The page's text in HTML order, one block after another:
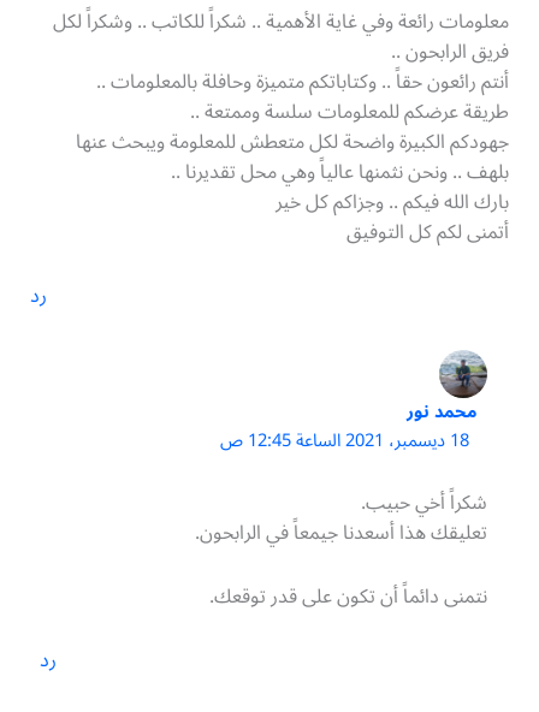
معلومات رائعة وفي غاية الأهمية .. شكراً للكاتب .. وشكراً لكل
فريق الرابحون ..
أنتم رائعون حقاً .. وكتاباتكم متميزة وحافلة بالمعلومات ..
طريقة عرضكم للمعلومات سلسة وممتعة ..
جهودكم الكبيرة واضحة لكل متعطش للمعلومة ويبحث عنها
بلهف .. ونحن نثمنها عالياً وهي محل تقديرنا ..
بارك الله فيكم .. وجزاكم كل خير
أتمنى لكم كل التوفيق
رد
محمد نور
18 ديسمبر، 2021 الساعة 12:45 ص
شكراً أخي حبيب.
تعليقك هذا أسعدنا جيمعاً في الرابحون.
نتمنى دائماً أن تكون على قدر توقعك.
رد